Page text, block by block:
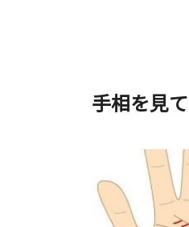
手相を見